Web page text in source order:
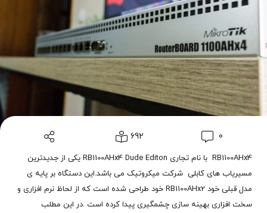
0
692
RB1100AHx4 با نام تجاری RB1100AHx4 Dude Editon یکی از جدیدترین
مسیریاب های کابلی شرکت میکروتیک می باشد.این دستگاه بر پایه ی
مدل قبلی خود RB1100AHx2 خود طراحی شده است که از لحاظ نرم افزاری و
سخت افزاری بهینه سازی چشمگیری پیدا کرده است .در این مطلب